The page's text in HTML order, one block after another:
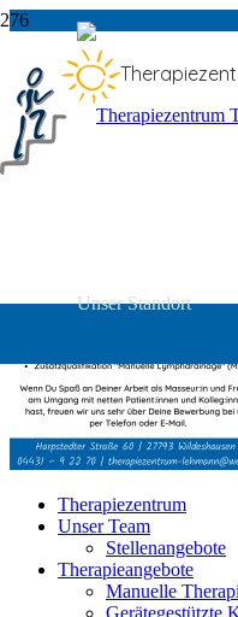
Unser Standort
Therapiezentrum
Unser Team
Stellenangebote
Therapieangebote
Manuelle
Gerätegestützte